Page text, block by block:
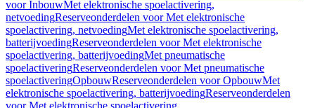
voor InbouwMet elektronische spoelactivering,
netvoedingReserveonderdelen voor Met elektronische
spoelactivering, netvoedingMet elektronische spoelactivering,
batterijvoedingReserveonderdelen voor Met elektronische
spoelactivering, batterijvoedingMet pneumatische
spoelactiveringReserveonderdelen voor Met pneumatische
spoelactiveringOpbouwReserveonderdelen voor OpbouwMet
elektronische spoelactivering, batterijvoedingReserveonderdelen
voor Met elektronische spoelactivering,